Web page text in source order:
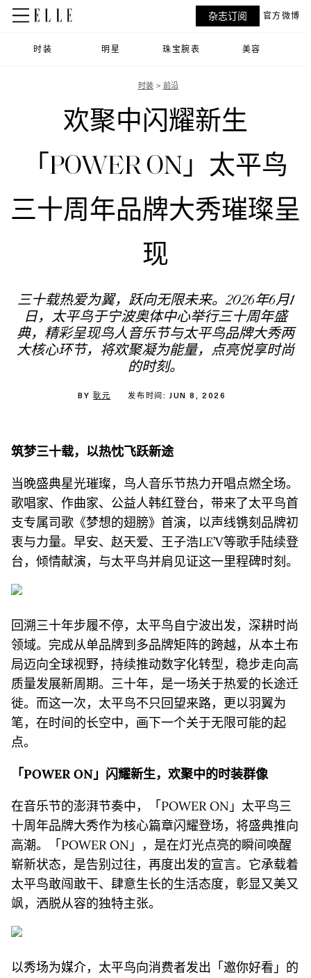
时装 明星 珠宝腕表 美容
杂志订阅 官方微博
时装 前沿
欢聚中闪耀新生
「POWER ON」太平鸟
三十周年品牌大秀璀璨呈
现
三十载热爱为翼，跃向无限未来。2026年6月1
日，太平鸟于宁波奥体中心举行三十周年盛
典，精彩呈现鸟人音乐节与太平鸟品牌大秀两
大核心环节，将欢聚凝为能量，点亮悦享时尚
的时刻。
BY耿元 发布时间: JUN 8, 2026
筑梦三十载，以热忱飞跃新途
当晚盛典星光璀璨，鸟人音乐节热力开唱点燃全场。
歌唱家、作曲家、公益人韩红登台，带来了太平鸟首
支专属司歌《梦想的翅膀》首演，以声线镌刻品牌初
衷与力量。早安、赵天爱、王子浩LE’V等歌手陆续登
台，倾情献演，与太平鸟并肩见证这一里程碑时刻。
回溯三十年步履不停，太平鸟自宁波出发，深耕时尚
领域。完成从单品牌到多品牌矩阵的跨越，从本土布
局迈向全球视野，持续推动数字化转型，稳步走向高
质量发展新周期。三十年，是一场关于热爱的长途迁
徙。而这一次，太平鸟不只回望来路，更以羽翼为
笔，在时间的长空中，画下一个关于无限可能的起
点。
「POWER ON 」闪耀新生，欢聚中的时装群像
在音乐节的澎湃节奏中，「POWER ON」太平鸟三
十周年品牌大秀作为核心篇章闪耀登场，将盛典推向
高潮。「POWER ON」，是在灯光点亮的瞬间唤醒
崭新状态，是告别过往，再度出发的宣言。它承载着
太平鸟敢闯敢干、肆意生长的生活态度，彰显又美又
飒，洒脱从容的独特主张。
以秀场为媒介，太平鸟向消费者发出「邀你好看」的